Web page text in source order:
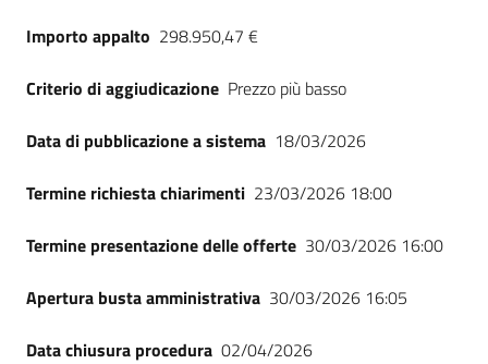
Importo appalto 298.950,47 €
Criterio di aggiudicazione Prezzo più basso
Data di pubblicazione a sistema 18/03/2026
Termine richiesta chiarimenti 23/03/2026 18:00
Termine presentazione delle offerte 30/03/2026 16:00
Apertura busta amministrativa 30/03/2026 16:05
Data chiusura procedura 02/04/2026